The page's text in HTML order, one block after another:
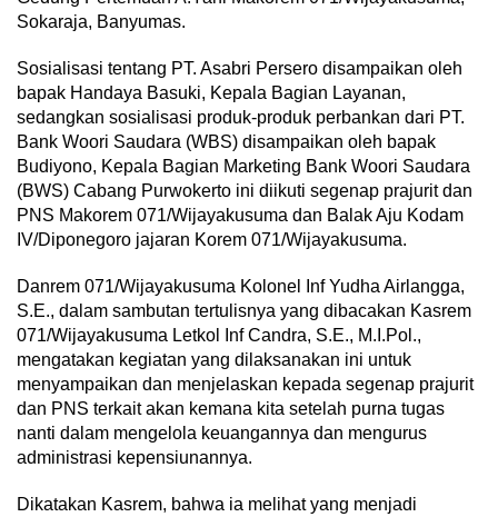
Sokaraja, Banyumas.
Sosialisasi tentang PT. Asabri Persero disampaikan oleh
bapak Handaya Basuki, Kepala Bagian Layanan,
sedangkan sosialisasi produk-produk perbankan dari PT.
Bank Woori Saudara (WBS) disampaikan oleh bapak
Budiyono, Kepala Bagian Marketing Bank Woori Saudara
(BWS) Cabang Purwokerto ini diikuti segenap prajurit dan
PNS Makorem 071/Wijayakusuma dan Balak Aju Kodam
IV/Diponegoro jajaran Korem 071/Wijayakusuma.
Danrem 071/Wijayakusuma Kolonel Inf Yudha Airlangga,
S.E., dalam sambutan tertulisnya yang dibacakan Kasrem
071/Wijayakusuma Letkol Inf Candra, S.E., M.I.Pol.,
mengatakan kegiatan yang dilaksanakan ini untuk
menyampaikan dan menjelaskan kepada segenap prajurit
dan PNS terkait akan kemana kita setelah purna tugas
nanti dalam mengelola keuangannya dan mengurus
administrasi kepensiunannya.
Dikatakan Kasrem, bahwa ia melihat yang menjadi